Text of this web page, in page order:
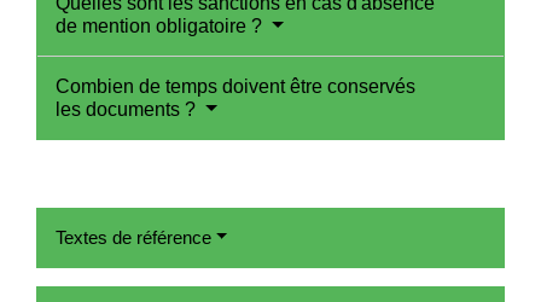
de mention obligatoire ?
Combien de temps doivent être conservés
les documents ?
Textes de référence